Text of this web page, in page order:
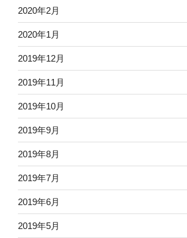
2020年2月
2020年1月
2019年12月
2019年11月
2019年10月
2019年9月
2019年8月
2019年7月
2019年6月
2019年5月